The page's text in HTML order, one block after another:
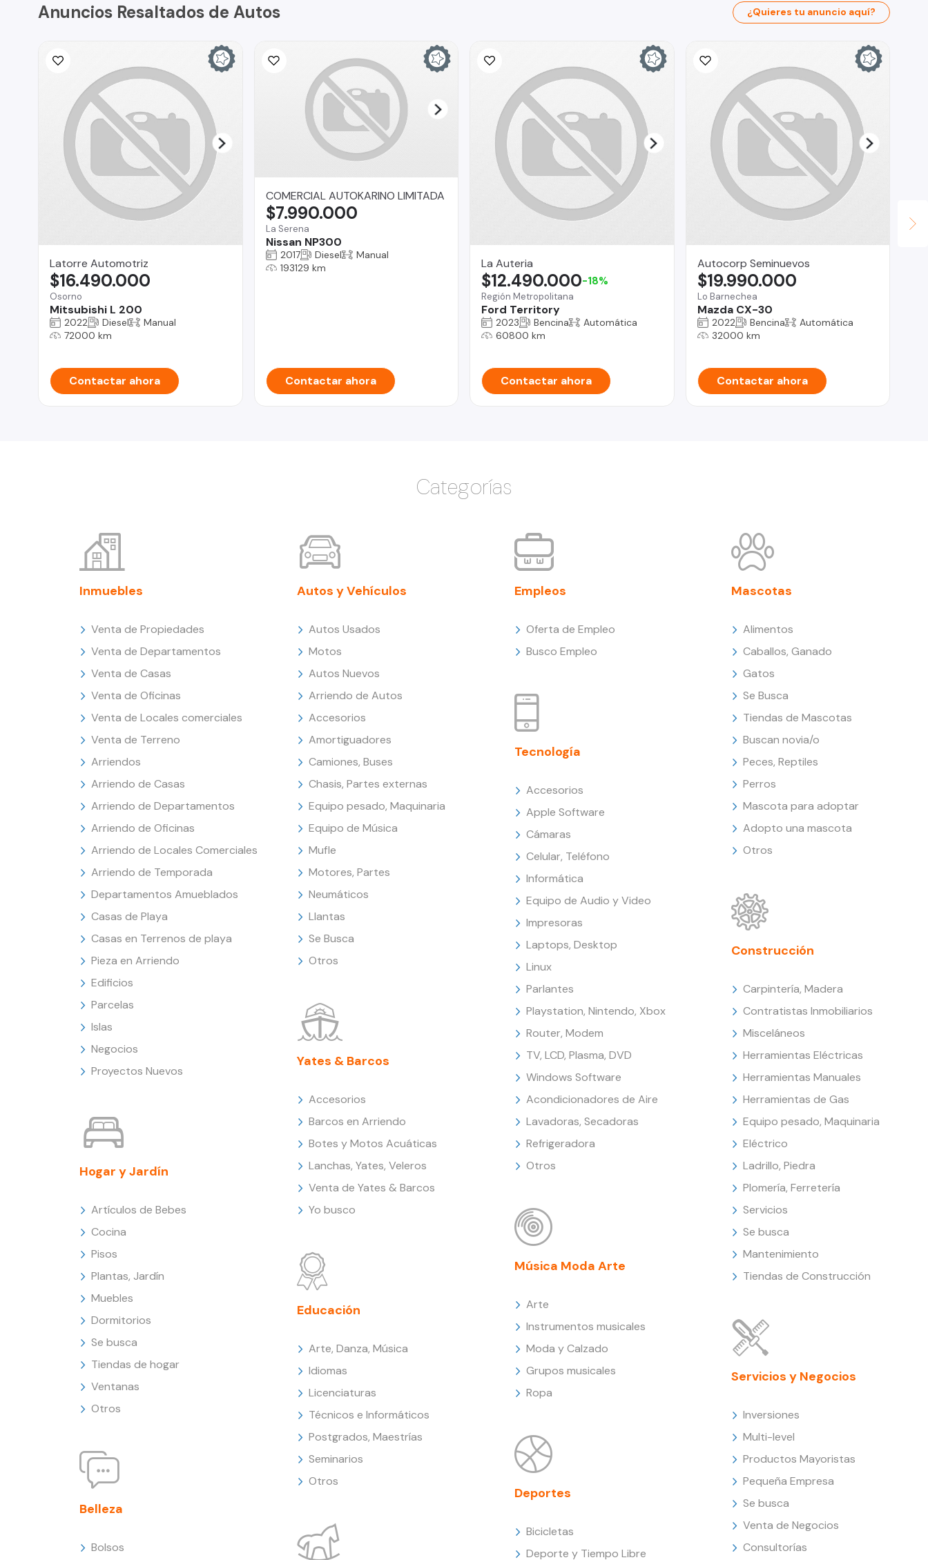
Anuncios Resaltados de Autos ¿Quieres tu anuncio aquí?
Latorre Automotriz
Osorno
Mitsubishi L 200
$16.490.000
2022 Diesel
Manual
72000 km
Contactar ahora
COMERCIAL AUTOKARINO LIMITADA
La Serena
Nissan NP300
$7.990.000
2017 Diesel
Manual
193129 km
Contactar ahora
La Auteria
Región Metropolitana
Ford Territory
$12.490.000-18%
2023 Bencina
Automática
60800 km
Contactar ahora
Autocorp Seminuevos
Lo Barnechea
Mazda CX-30
$19.990.000
2022 Bencina
Automática
32000 km
Contactar ahora
Categorías
Inmuebles
Venta de Propiedades
Venta de Departamentos
Venta de Casas
Venta de Oficinas
Venta de Locales comerciales
Venta de Terreno
Arriendos
Arriendo de Casas
Arriendo de Departamentos
Arriendo de Oficinas
Arriendo de Locales Comerciales
Arriendo de Temporada
Departamentos Amueblados
Casas de Playa
Casas en Terrenos de playa
Pieza en Arriendo
Edificios
Parcelas
Islas
Negocios
Proyectos Nuevos
Hogar y Jardín
Artículos de Bebes
Cocina
Pisos
Plantas, Jardín
Muebles
Dormitorios
Se busca
Tiendas de hogar
Ventanas
Otros
Belleza
Bolsos
Autos y Vehículos
Autos Usados
Motos
Autos Nuevos
Arriendo de Autos
Accesorios
Amortiguadores
Camiones, Buses
Chasis, Partes externas
Equipo pesado, Maquinaria
Equipo de Música
Mufle
Motores, Partes
Neumáticos
Llantas
Se Busca
Otros
Yates & Barcos
Accesorios
Barcos en Arriendo
Botes y Motos Acuáticas
Lanchas, Yates, Veleros
Venta de Yates & Barcos
Yo busco
Educación
Arte, Danza, Música
Idiomas
Licenciaturas
Técnicos e Informáticos
Postgrados, Maestrías
Seminarios
Otros
Empleos
Oferta de Empleo
Busco Empleo
Tecnología
Accesorios
Apple Software
Cámaras
Celular, Teléfono
Informática
Equipo de Audio y Video
Impresoras
Laptops, Desktop
Linux
Parlantes
Playstation, Nintendo, Xbox
Router, Modem
TV, LCD, Plasma, DVD
Windows Software
Acondicionadores de Aire
Lavadoras, Secadoras
Refrigeradora
Otros
Música Moda Arte
Arte
Instrumentos musicales
Moda y Calzado
Grupos musicales
Ropa
Deportes
Bicicletas
Deporte y Tiempo Libre
Mascotas
Alimentos
Caballos, Ganado
Gatos
Se Busca
Tiendas de Mascotas
Buscan novia/o
Peces, Reptiles
Perros
Mascota para adoptar
Adopto una mascota
Otros
Construcción
Carpintería, Madera
Contratistas Inmobiliarios
Misceláneos
Herramientas Eléctricas
Herramientas Manuales
Herramientas de Gas
Equipo pesado, Maquinaria
Eléctrico
Ladrillo, Piedra
Plomería, Ferretería
Servicios
Se busca
Mantenimiento
Tiendas de Construcción
Servicios y Negocios
Inversiones
Multi-level
Productos Mayoristas
Pequeña Empresa
Se busca
Venta de Negocios
Consultorías